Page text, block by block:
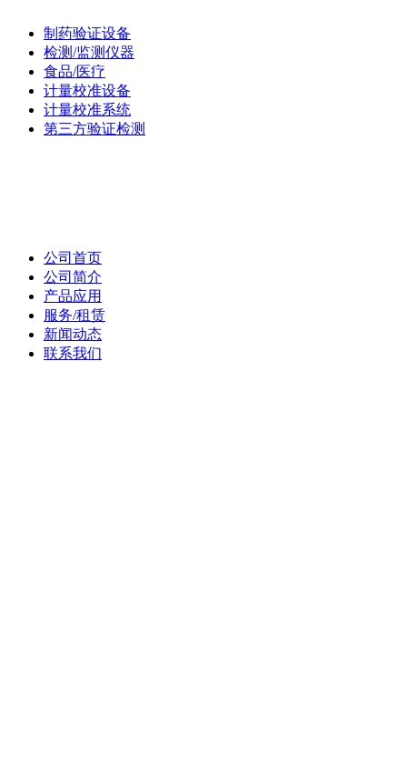
制药验证设备
检测/监测仪器
食品/医疗
计量校准设备
计量校准系统
第三方验证检测
公司首页
公司简介
产品应用
服务/租赁
新闻动态
联系我们